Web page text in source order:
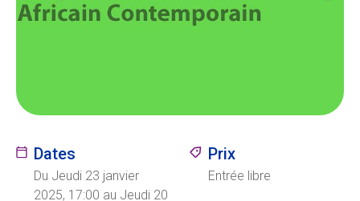
Centre des arts
Dates
Du Jeudi 23 janvier
2025, 17:00 au Jeudi 20
Prix
Entrée libre